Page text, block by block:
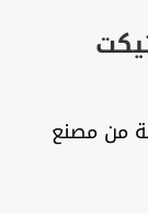
من مصنع